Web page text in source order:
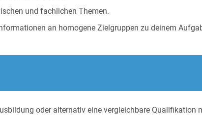
und fachlichen Themen.
an homogene Zielgruppen zu deinem
oder alternativ eine vergleichbare